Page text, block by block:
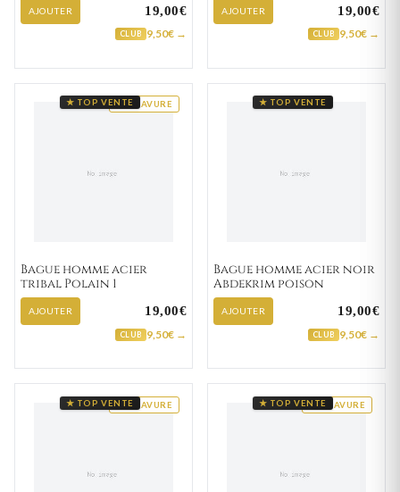
AJOUTER 19,00€
CLUB 9,50€ →
AJOUTER 19,00€
CLUB 9,50€ →
GRAVURE
★ TOP VENTE
Bague homme acier
tribal Polain 1
AJOUTER 19,00€
CLUB 9,50€ →
★ TOP VENTE
Bague homme acier noir
Abdekrim poison
AJOUTER 19,00€
CLUB 9,50€ →
GRAVURE
★ TOP VENTE GRAVURE
★ TOP VENTE